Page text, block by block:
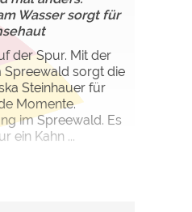
Wasser sorgt für
der Spur. Mit der
Spreewald sorgt die
Steinhauer für
Momente.
im Spreewald. Es
ein Kahn ...